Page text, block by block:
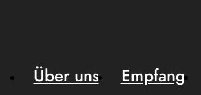
Über uns Empfang